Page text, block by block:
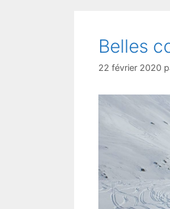
Belles
22 février 2020